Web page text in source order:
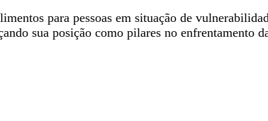
para pessoas em situação de
sua posição como pilares no enfrentamento